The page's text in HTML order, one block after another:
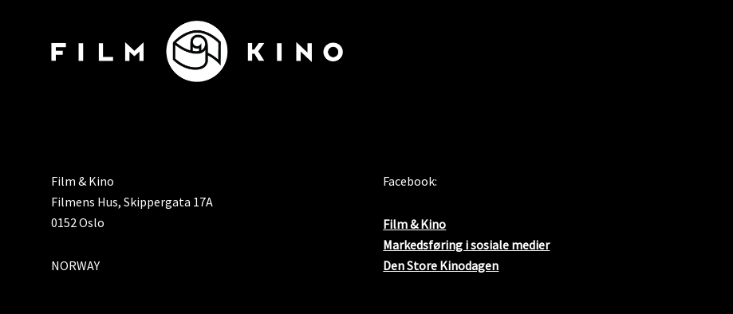
Film & Kino
Filmens Hus, Skippergata 17A
0152 Oslo
NORWAY
Facebook:
Film & Kino
Markedsføring i sosiale medier
Den Store Kinodagen